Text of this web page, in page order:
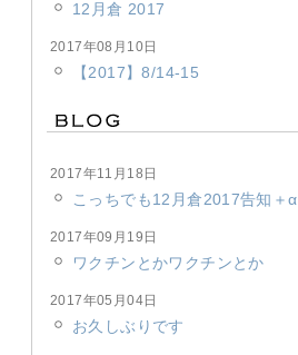
12月倉 2017
2017年08月10日
【2017】8/14-15
2017年11月18日
こっちでも12月倉2017告知＋α
2017年09月19日
ワクチンとかワクチンとか
2017年05月04日
お久しぶりです